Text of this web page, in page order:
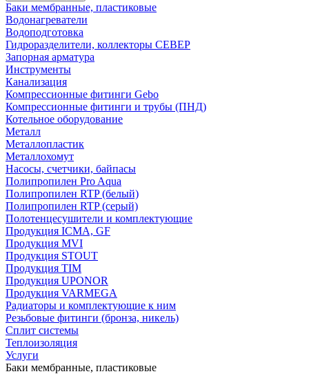
Баки мембранные, пластиковые
Водонагреватели
Водоподготовка
Гидроразделители, коллекторы СЕВЕР
Запорная арматура
Инструменты
Канализация
Компрессионные фитинги Gebo
Компрессионные фитинги и трубы (ПНД)
Котельное оборудование
Металл
Металлопластик
Металлохомут
Насосы, счетчики, байпасы
Полипропилен Pro Aqua
Полипропилен RTP (белый)
Полипропилен RTP (серый)
Полотенцесушители и комплектующие
Продукция ICMA, GF
Продукция MVI
Продукция STOUT
Продукция TIM
Продукция UPONOR
Продукция VARMEGA
Радиаторы и комплектующие к ним
Резьбовые фитинги (бронза, никель)
Сплит системы
Теплоизоляция
Услуги
Баки мембранные, пластиковые